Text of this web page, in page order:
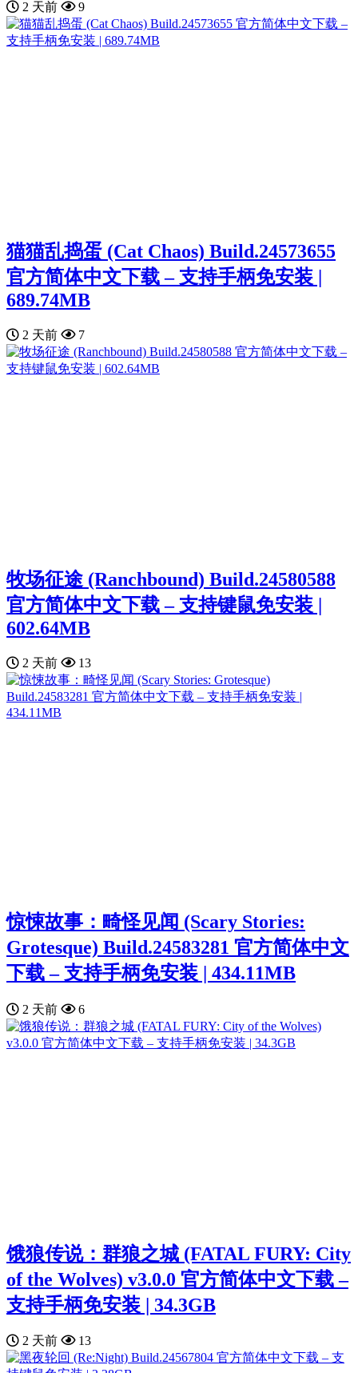
2 天前 9
猫猫乱捣蛋 (Cat Chaos) Build.24573655
官方简体中文下载 – 支持手柄免安装 |
689.74MB
2 天前 7
牧场征途 (Ranchbound) Build.24580588
官方简体中文下载 – 支持键鼠免安装 |
602.64MB
2 天前 13
惊悚故事：畸怪见闻 (Scary Stories:
Grotesque) Build.24583281 官方简体中文
下载 – 支持手柄免安装 | 434.11MB
2 天前 6
饿狼传说：群狼之城 (FATAL FURY: City
of the Wolves) v3.0.0 官方简体中文下载 –
支持手柄免安装 | 34.3GB
2 天前 13